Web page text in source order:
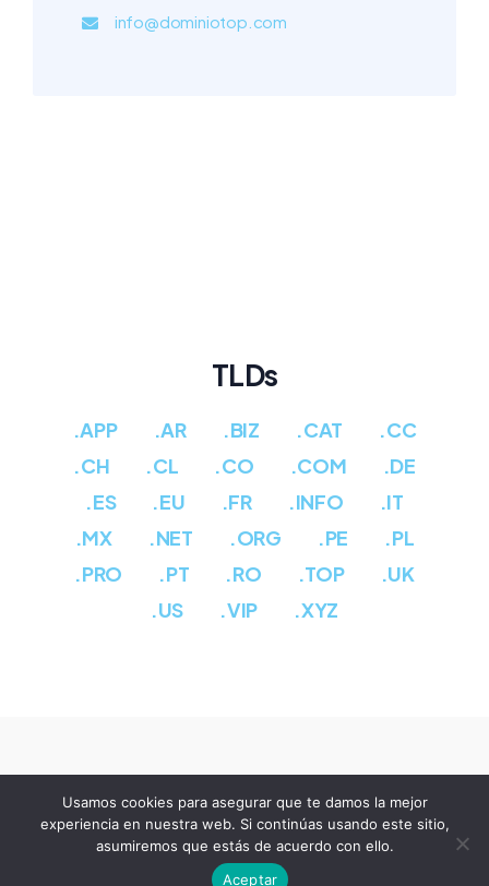
info@dominiotop.com
TLDs
.APP .AR .BIZ .CAT
.CC
.CH
.CL .CO .COM
.DE
.ES
.EU .FR .INFO
.IT
.MX
.NET .ORG .PE
.PL
.PRO
.PT .RO .TOP
.UK
.US
.VIP .XYZ
Copyright 2003-2026 byCOROMINAS
Usamos cookies para asegurar que te damos la mejor
experiencia en nuestra web. Si continúas usando este sitio,
asumiremos que estás de acuerdo con ello.
Aceptar